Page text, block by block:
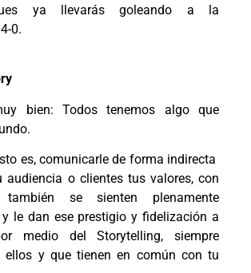
ya llevarás goleando a la
0.
bien: Todos tenemos algo que
es, comunicarle de forma indirecta
audiencia o clientes tus valores, con
se sienten plenamente
le dan ese prestigio y fidelización a
medio del Storytelling, siempre
ellos y que tienen en común con tu